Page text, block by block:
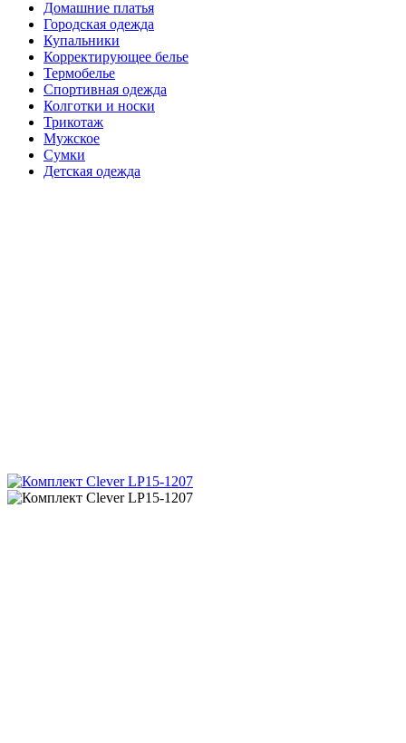
Домашние платья
Городская одежда
Купальники
Корректирующее белье
Термобелье
Спортивная одежда
Колготки и носки
Трикотаж
Мужское
Сумки
Детская одежда